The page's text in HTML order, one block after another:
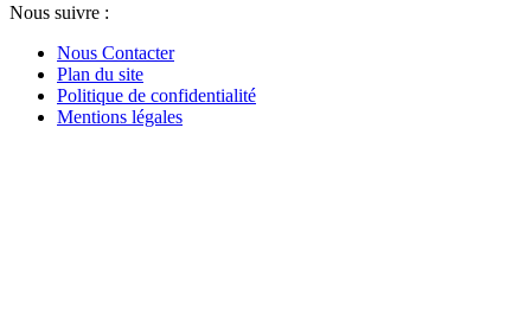
Nous suivre :
Nous Contacter
Plan du site
Politique de confidentialité
Mentions légales